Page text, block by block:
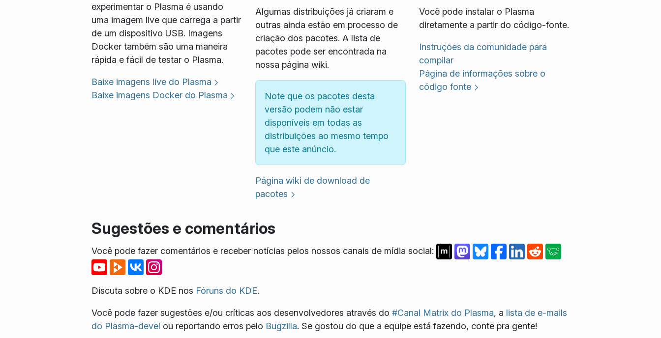
experimentar o Plasma é usando
uma imagem live que carrega a partir
de um dispositivo USB. Imagens
Docker também são uma maneira
rápida e fácil de testar o Plasma.
Baixe imagens live do Plasma
Baixe imagens Docker do Plasma
Algumas distribuições já criaram e
outras ainda estão em processo de
criação dos pacotes. A lista de
pacotes pode ser encontrada na
nossa página wiki.
Note que os pacotes desta
versão podem não estar
disponíveis em todas as
distribuições ao mesmo tempo
que este anúncio.
Página wiki de download de
pacotes
Você pode instalar o Plasma
diretamente a partir do código-fonte.
Instruções da comunidade para
compilar
Página de informações sobre o
código fonte
Sugestões e comentários
Você pode fazer comentários e receber notícias pelos nossos canais de mídia social:
Discuta sobre o KDE nos Fóruns do KDE.
Você pode fazer sugestões e/ou críticas aos desenvolvedores através do #Canal Matrix do Plasma, a lista de e-mails
do Plasma-devel ou reportando erros pelo Bugzilla. Se gostou do que a equipe está fazendo, conte pra gente!